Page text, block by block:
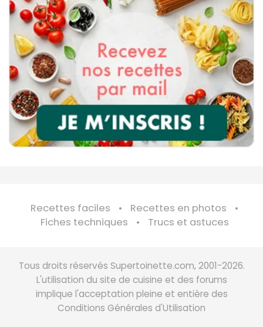
Recettes faciles
Recettes en photos
Fiches techniques
Trucs et astuces
Tous droits réservés Supertoinette.com, 2001-2026.
L'utilisation du site de cuisine et des forums
implique l'acceptation pleine et entière des
Conditions Générales d'Utilisation